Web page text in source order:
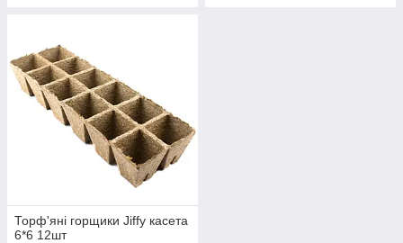
Торф'яні горщики Jiffy касета
6*6 12шт